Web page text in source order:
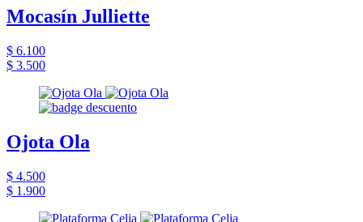
Mocasín Julliette
$ 6.100
$ 3.500
Ojota Ola
$ 4.500
$ 1.900